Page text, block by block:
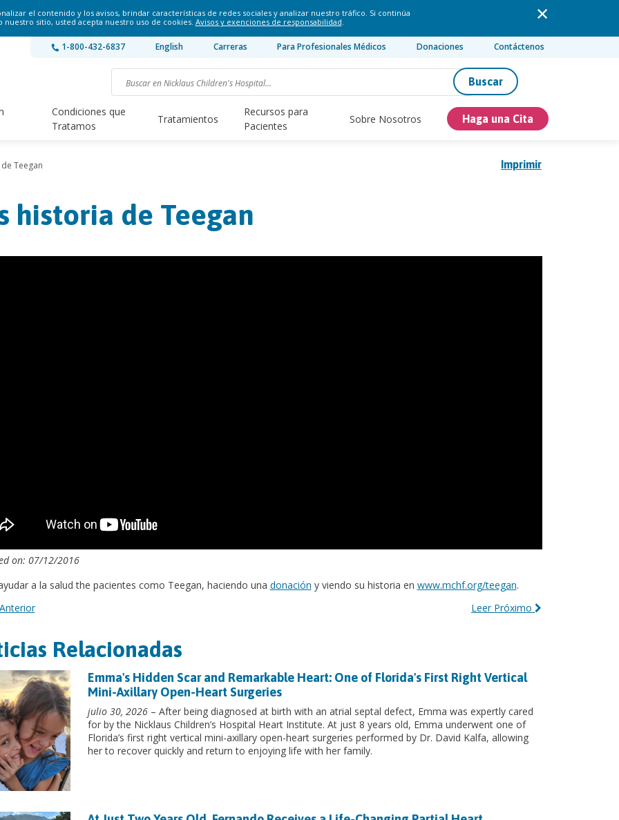
el contenido y los avisos, brindar características de redes sociales y analizar nuestro tráfico. Si continúa
nuestro sitio, usted acepta nuestro uso de cookies. Avisos y exenciones de responsabilidad.
1-800-432-6837 English Carreras Para Profesionales Médicos Donaciones Contáctenos
Buscar
Condiciones que
Tratamos
Tratamientos
Recursos para
Pacientes
Sobre Nosotros Haga una Cita
Imprimir
Teegan
historia de Teegan
on: 07/12/2016
a la salud the pacientes como Teegan, haciendo una donación y viendo su historia en www.mchf.org/teegan.
Leer Próximo
Relacionadas
Emma's Hidden Scar and Remarkable Heart: One of Florida's First Right Vertical
Mini-Axillary Open-Heart Surgeries
julio 30, 2026– After being diagnosed at birth with an atrial septal defect, Emma was expertly cared
for by the Nicklaus Children’s Hospital Heart Institute. At just 8 years old, Emma underwent one of
Florida’s first right vertical mini-axillary open-heart surgeries performed by Dr. David Kalfa, allowing
her to recover quickly and return to enjoying life with her family.